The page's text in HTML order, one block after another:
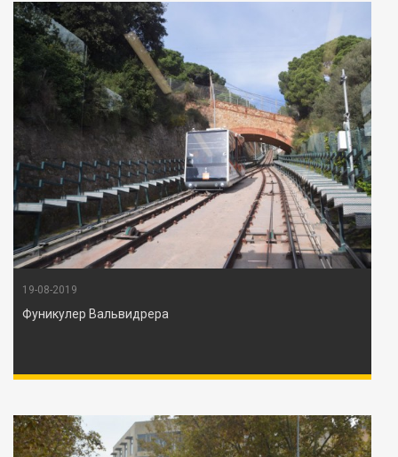
19-08-2019
Фуникулер Вальвидрера